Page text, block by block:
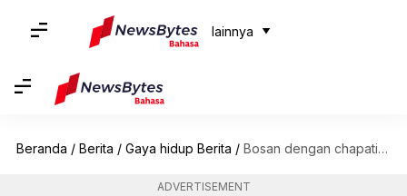
lainnya
Beranda / Berita / Gaya hidup Berita / Bosan dengan chapati biasa? Coba resep-resep unik roti ini
ADVERTISEMENT